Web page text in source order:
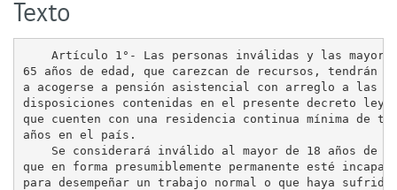
Texto
Artículo 1°- Las personas inválidas y las
65 años de edad, que carezcan de recursos, tendrán
a acogerse a pensión asistencial con arreglo a las
disposiciones contenidas en el presente decreto ley,
que cuenten con una residencia continua mínima de
años en el país.
Se considerará inválido al mayor de 18 años de
que en forma presumiblemente permanente esté
para desempeñar un trabajo normal o que haya sufrido